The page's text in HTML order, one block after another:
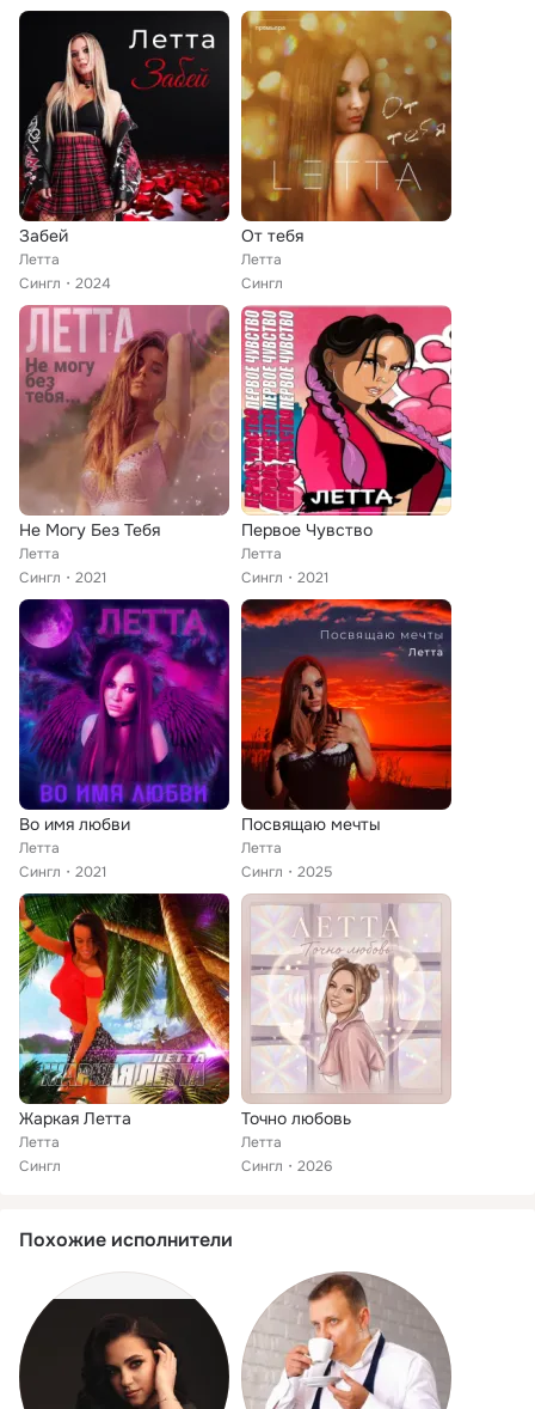
Забей
Летта
Сингл
2024
От тебя
Летта
Сингл
Не Могу Без Тебя
Летта
Сингл
2021
Первое Чувство
Летта
Сингл
2021
Во имя любви
Летта
Сингл
2021
Посвящаю мечты
Летта
Сингл
2025
Жаркая Летта
Летта
Сингл
Точно любовь
Летта
Сингл
2026
Похожие исполнители